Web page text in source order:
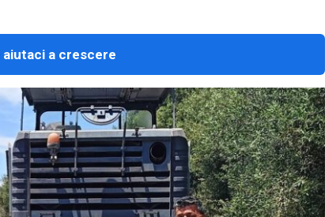
aiutaci a crescere